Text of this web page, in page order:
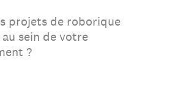
projets de roborique
sein de votre
?